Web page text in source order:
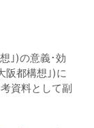
｣)の意義･効
阪都構想｣)に
資料として副